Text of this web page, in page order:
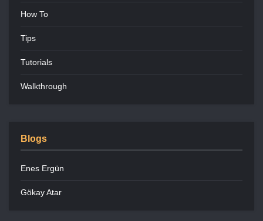
How To
Tips
Tutorials
Walkthrough
Blogs
Enes Ergün
Gökay Atar